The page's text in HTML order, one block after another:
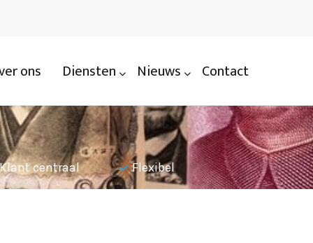
ons Diensten Nieuws Contact
Klant centraal Flexibel